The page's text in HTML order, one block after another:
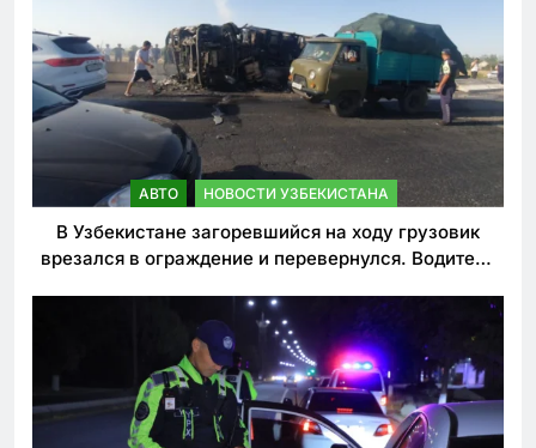
АВТО НОВОСТИ УЗБЕКИСТАНА
В Узбекистане загоревшийся на ходу грузовик
врезался в ограждение и перевернулся. Водитель